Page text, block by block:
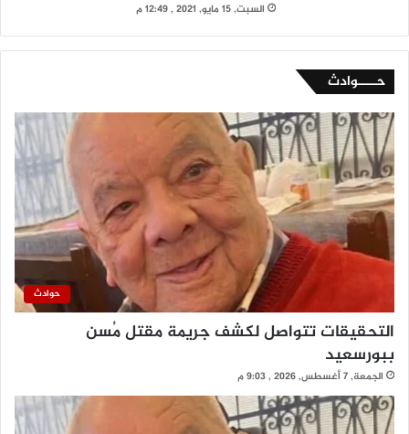
السبت, 15 مايو, 2021 , 12:49 م
حــــوادث
حوادث
التحقيقات تتواصل لكشف جريمة مقتل مُسن
ببورسعيد
الجمعة, 7 أغسطس, 2026 , 9:03 م